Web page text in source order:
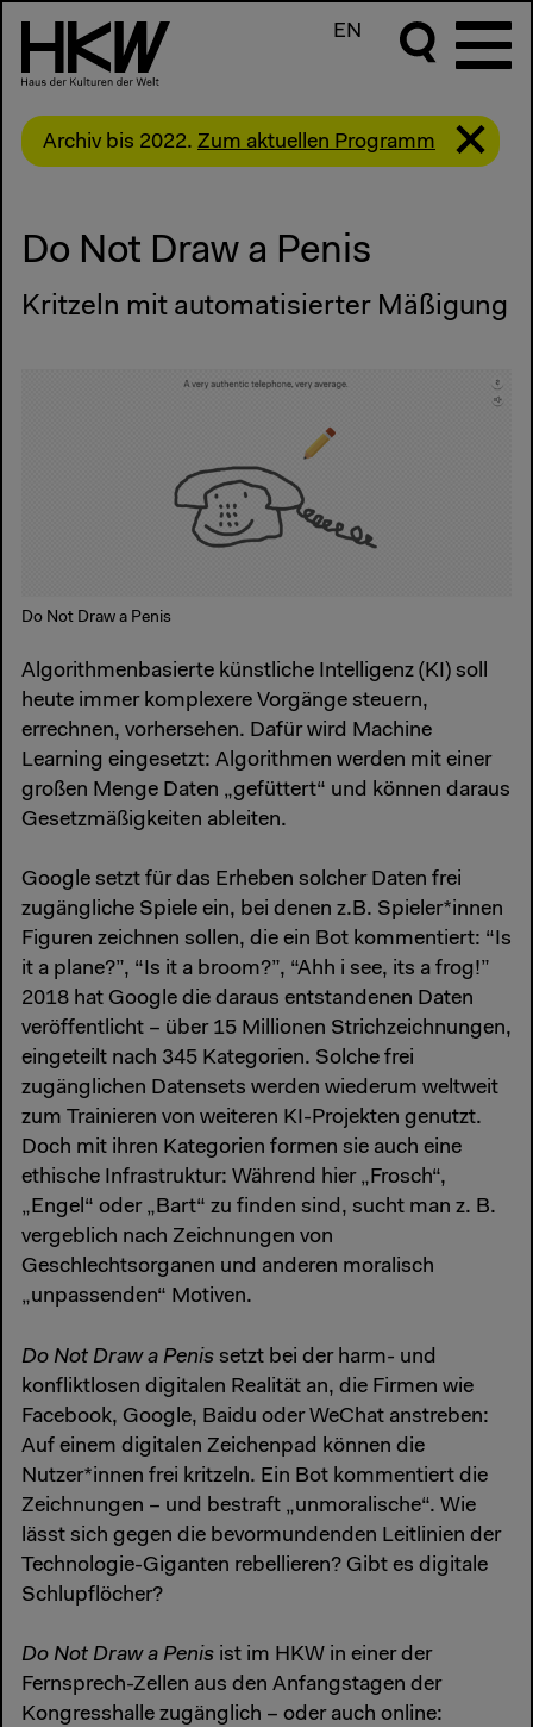
EN
Archiv bis 2022. Zum aktuellen Programm
Do Not Draw a Penis
Kritzeln mit automatisierter Mäßigung
Do Not Draw a Penis
Algorithmenbasierte künstliche Intelligenz (KI) soll
heute immer komplexere Vorgänge steuern,
errechnen, vorhersehen. Dafür wird Machine
Learning eingesetzt: Algorithmen werden mit einer
großen Menge Daten „gefüttert“ und können daraus
Gesetzmäßigkeiten ableiten.
Google setzt für das Erheben solcher Daten frei
zugängliche Spiele ein, bei denen z.B. Spieler*innen
Figuren zeichnen sollen, die ein Bot kommentiert: “Is
it a plane?”, “Is it a broom?”, “Ahh i see, its a frog!”
2018 hat Google die daraus entstandenen Daten
veröffentlicht – über 15 Millionen Strichzeichnungen,
eingeteilt nach 345 Kategorien. Solche frei
zugänglichen Datensets werden wiederum weltweit
zum Trainieren von weiteren KI-Projekten genutzt.
Doch mit ihren Kategorien formen sie auch eine
ethische Infrastruktur: Während hier „Frosch“,
„Engel“ oder „Bart“ zu finden sind, sucht man z. B.
vergeblich nach Zeichnungen von
Geschlechtsorganen und anderen moralisch
„unpassenden“ Motiven.
Do Not Draw a Penis setzt bei der harm- und
konfliktlosen digitalen Realität an, die Firmen wie
Facebook, Google, Baidu oder WeChat anstreben:
Auf einem digitalen Zeichenpad können die
Nutzer*innen frei kritzeln. Ein Bot kommentiert die
Zeichnungen – und bestraft „unmoralische“. Wie
lässt sich gegen die bevormundenden Leitlinien der
Technologie-Giganten rebellieren? Gibt es digitale
Schlupflöcher?
Do Not Draw a Penis ist im HKW in einer der
Fernsprech-Zellen aus den Anfangstagen der
Kongresshalle zugänglich – oder auch online: